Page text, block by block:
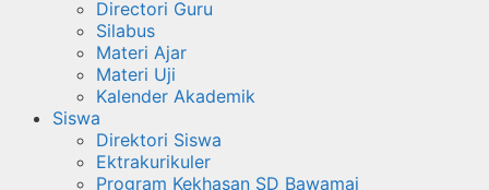
Directori Guru
Silabus
Materi Ajar
Materi Uji
Kalender Akademik
Siswa
Direktori Siswa
Ektrakurikuler
Program Kekhasan SD Bawamai